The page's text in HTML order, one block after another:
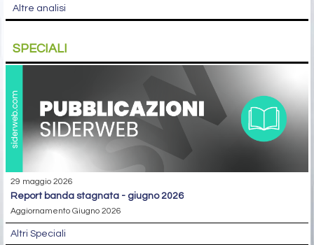
Altre analisi
SPECIALI
29 maggio 2026
report banda stagnata - giugno 2026
Aggiornamento Giugno 2026
Altri Speciali